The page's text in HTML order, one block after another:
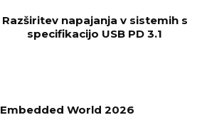
Razširitev napajanja v sistemih s
specifikacijo USB PD 3.1
Embedded World 2026